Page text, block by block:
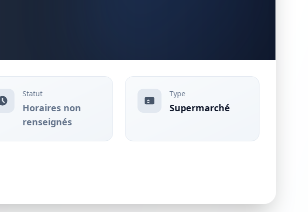
Statut
Horaires non
renseignés
Type
Supermarché